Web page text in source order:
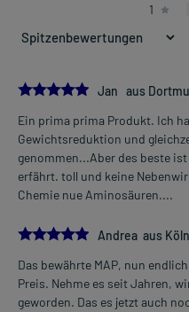
1
5.0
Jan aus
Ein prima prima Produkt. Ich
Gewichtsreduktion und
genommen...Aber des beste
erfährt. toll und keine
Chemie nue Aminosäuren....
5.0Andrea aus Köln
Das bewährte MAP, nun
Preis. Nehme es seit Jahren,
geworden. Das es jetzt auch